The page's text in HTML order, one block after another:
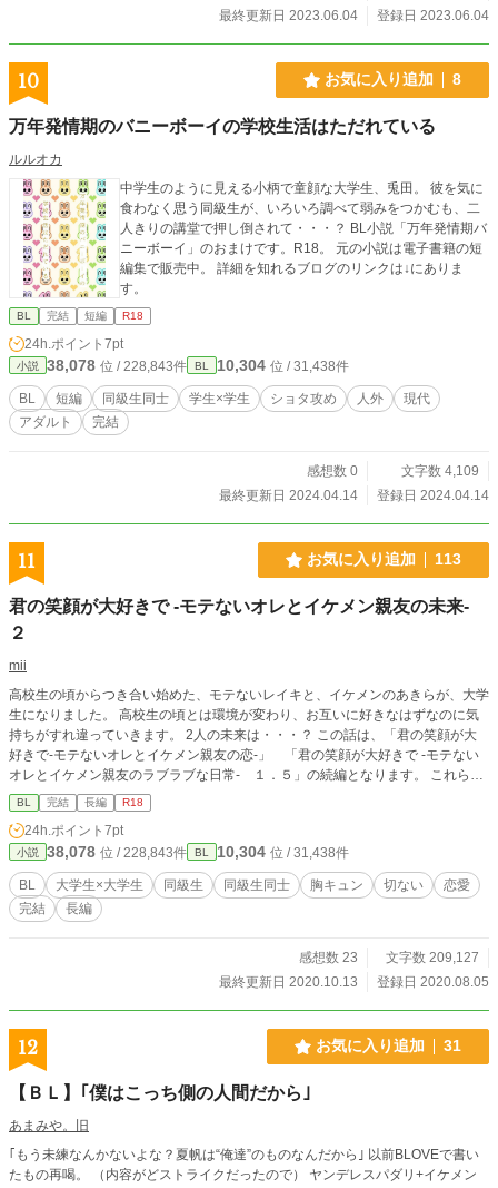
最終更新日 2023.06.04
登録日 2023.06.04
10 お気に入り追加 8
万年発情期のバニーボーイの学校生活はただれている
ルルオカ
中学生のように見える小柄で童顔な大学生、兎田。 彼を気に
食わなく思う同級生が、いろいろ調べて弱みをつかむも、二
人きりの講堂で押し倒されて・・・？ BL小説「万年発情期バ
ニーボーイ」のおまけです。R18。 元の小説は電子書籍の短
編集で販売中。 詳細を知れるブログのリンクは↓にありま
す。
BL 完結 短編 R18
24h.ポイント 7pt
小説 38,078 位 / 228,843件 BL 10,304 位 / 31,438件
BL 短編 同級生同士 学生×学生 ショタ攻め 人外
現代
アダルト
完結
感想数 0
文字数 4,109
最終更新日 2024.04.14
登録日 2024.04.14
11 お気に入り追加 113
君の笑顔が大好きで -モテないオレとイケメン親友の未来-
２
mii
高校生の頃からつき合い始めた、モテないレイキと、イケメンのあきらが、大学
生になりました。 高校生の頃とは環境が変わり、お互いに好きなはずなのに気
持ちがすれ違っていきます。 2人の未来は・・・？ この話は、「君の笑顔が大
好きで-モテないオレとイケメン親友の恋-」 「君の笑顔が大好きで -モテない
オレとイケメン親友のラブラブな日常- １．５」の続編となります。 これらを
読んで頂けますと、より楽しめます。 キスシーンなどには※、それ以上には※
※をつけています（作者の独断です）。 また、未成年（20歳未満）の飲酒の描
写がありますが、それを助長するものではありません。未成年（20歳未満）の
飲酒、喫煙は法律により禁止されていますので、それらは成人（20歳以上）し
てから個人の責任で行って下さい。
BL 完結 長編 R18
24h.ポイント 7pt
小説 38,078 位 / 228,843件 BL 10,304 位 / 31,438件
BL 大学生×大学生 同級生 同級生同士 胸キュン 切ない
恋愛
完結
長編
感想数 23
文字数 209,127
最終更新日 2020.10.13
登録日 2020.08.05
12 お気に入り追加 31
【ＢＬ】｢僕はこっち側の人間だから｣
あまみや。旧
｢もう未練なんかないよな？夏帆は“俺達”のものなんだから｣ 以前BLOVEで書い
たもの再喝。 （内容がどストライクだったので） ヤンデレスパダリ+イケメン